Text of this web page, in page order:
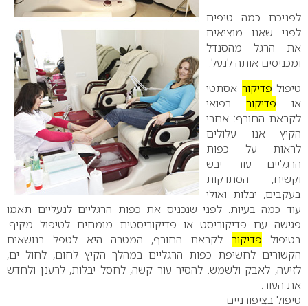
לפניכם כמה טיפים
לפני שאנו מוציאים
את הרגל מהסנדל
ומכניסים אותה לנעל.
טיפול פדיקור אסתטי
או פדיקור רפואי
לקראת החורף: אחרי
הקיץ אנו עלולים
לראות על כפות
הרגליים עור יבש
וקשיח, הסתדקות
בעקבים, יבלות ואולי
עוד כמה בעיות. לפני שנכניס את כפות הרגליים לנעליים תאמו
פגישה עם פדיקוריסט או פדיקוריסטית מומחים לטיפול מקיף.
בטיפול פדיקור לקראת החורף, המטרה היא לטפל בנושאים
הקשורים לחשיפת כפות הרגליים במהלך הקיץ לחום, לחול ים,
לזיעה, לאבק ולשמש. להסיר עור קשה, לחסל יבלות, לרענן ולחדש
את העור.
טיפול בציפורניים